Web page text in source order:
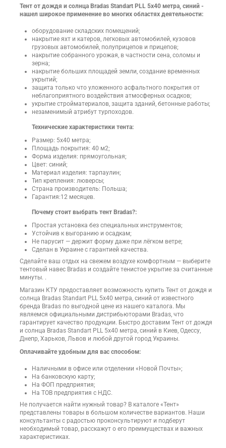
Тент от дождя и солнца Bradas Standart PLL 5х40 метра, синий -
нашел широкое применение во многих областях деятельности:
оборудование складских помещений;
накрытие яхт и катеров, легковых автомобилей, кузовов
грузовых автомобилей, полуприцепов и прицепов;
накрытие собранного урожая, в частности сена, соломы и
зерна;
накрытие больших площадей земли, создание временных
укрытий;
защита только что уложенного асфальтного покрытия от
неблагоприятного воздействия атмосферных осадков;
укрытие стройматериалов, защита зданий, бетонные работы;
незаменимый атрибут турпоходов.
Технические характеристики тента:
Размер: 5х40 метра;
Площадь покрытия: 40 м2;
Форма изделия: прямоугольная;
Цвет: синий;
Материал изделия: тарпаулин;
Тип крепления: люверсы;
Страна производитель: Польша;
Гарантия:12 месяцев.
Почему стоит выбрать тент Bradas?:
Простая установка без специальных инструментов;
Устойчив к выгоранию и осадкам;
Не парусит — держит форму даже при лёгком ветре;
Сделан в Украине с гарантией качества.
Сделайте ваш отдых на свежем воздухе комфортным — выберите
тентовый навес Bradas и создайте тенистое укрытие за считанные
минуты. .
Магазин КТУ предоставляет возможность купить Тент от дождя и
солнца Bradas Standart PLL 5х40 метра, синий от известного
бренда Bradas по выгодной цене из нашего каталога. Мы
являемся официальными дистрибьюторами Bradas, что
гарантирует качество продукции. Быстро доставим Тент от дождя
и солнца Bradas Standart PLL 5х40 метра, синий в Киев, Одессу,
Днепр, Харьков, Львов и любой другой город Украины.
Оплачивайте удобным для вас способом:
Наличными в офисе или отделении «Новой Почты»;
На банковскую карту;
На ФОП предприятия;
На ТОВ предприятия с НДС.
Не получается найти нужный товар? В каталоге «Тент»
представлены товары в большом количестве вариантов. Наши
консультанты с радостью проконсультируют и подберут
необходимый товар, расскажут о его преимуществах и важных
характеристиках.